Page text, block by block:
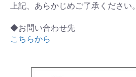
上記、あらかじめご了承ください。
◆お問い合わせ先
こちらから